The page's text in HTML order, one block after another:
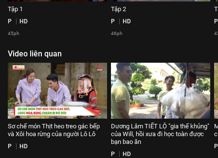
Tập 1
P HD
45ph
Tập 2
P HD
46ph
P
Video liên quan
Sơ chế món Thịt heo treo gác bếp
và Xôi hoa rừng của người Lô Lô
P HD
Dương Lâm TIẾT LỘ "gia thế khủng"
của Will, hồi xưa đi học toàn được
bạn bao ăn
P HD
P